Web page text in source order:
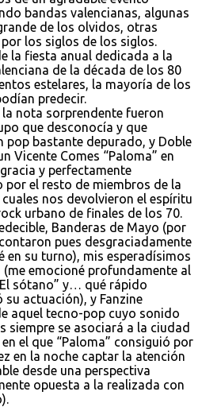
bandas valencianas, algunas
de los olvidos, otras
los siglos de los siglos.
la fiesta anual dedicada a la
de la década de los 80
estelares, la mayoría de los
predecir.
nota sorprendente fueron
que desconocía y que
pop bastante depurado, y Doble
Vicente Comes “Paloma” en
y perfectamente
por el resto de miembros de la
nos devolvieron el espíritu
urbano de finales de los 70.
Banderas de Mayo (por
pues desgraciadamente
en su turno), mis esperadísimos
(me emocioné profundamente al
sótano” y… qué rápido
su actuación), y Fanzine
aquel tecno-pop cuyo sonido
siempre se asociará a la ciudad
el que “Paloma” consiguió por
en la noche captar la atención
desde una perspectiva
opuesta a la realizada con